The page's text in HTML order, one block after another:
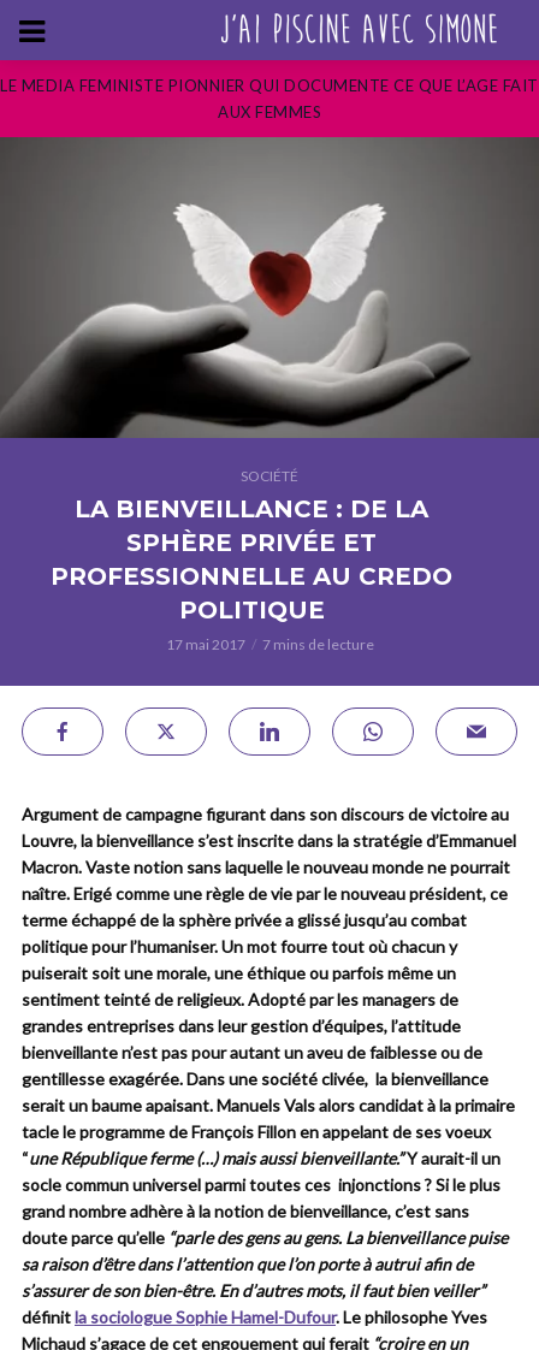
LE MEDIA FEMINISTE PIONNIER QUI DOCUMENTE CE QUE L’AGE FAIT
AUX FEMMES
SOCIÉTÉ
LA BIENVEILLANCE : DE LA
SPHÈRE PRIVÉE ET
PROFESSIONNELLE AU CREDO
POLITIQUE
17 mai 2017 7 mins de lecture
Argument de campagne figurant dans son discours de victoire au
Louvre, la bienveillance s’est inscrite dans la stratégie d’Emmanuel
Macron. Vaste notion sans laquelle le nouveau monde ne pourrait
naître. Erigé comme une règle de vie par le nouveau président, ce
terme échappé de la sphère privée a glissé jusqu’au combat
politique pour l’humaniser. Un mot fourre tout où chacun y
puiserait soit une morale, une éthique ou parfois même un
sentiment teinté de religieux. Adopté par les managers de
grandes entreprises dans leur gestion d’équipes, l’attitude
bienveillante n’est pas pour autant un aveu de faiblesse ou de
gentillesse exagérée. Dans une société clivée, la bienveillance
serait un baume apaisant. Manuels Vals alors candidat à la primaire
tacle le programme de François Fillon en appelant de ses voeux
“une République ferme (…) mais aussi bienveillante.”Y aurait-il un
socle commun universel parmi toutes ces injonctions ? Si le plus
grand nombre adhère à la notion de bienveillance, c’est sans
doute parce qu’elle “parle des gens au gens. La bienveillance puise
sa raison d’être dans l’attention que l’on porte à autrui afin de
s’assurer de son bien-être. En d’autres mots, il faut bien veiller”
définitla sociologue Sophie Hamel-Dufour. Le philosophe Yves
Michaud s’agace de cet engouement qui ferait “croire en un